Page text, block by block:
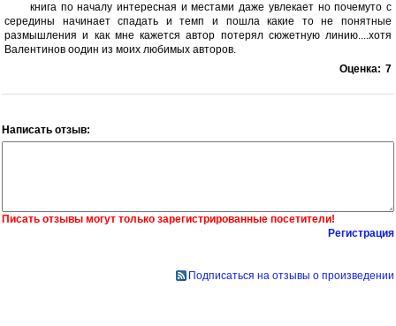
книга по началу интересная и местами даже увлекает но почемуто с
середины начинает спадать и темп и пошла какие то не понятные
размышления и как мне кажется автор потерял сюжетную линию....хотя
Валентинов оодин из моих любимых авторов.
Оценка: 7
Написать отзыв:
Писать отзывы могут только зарегистрированные посетители!
Регистрация
Подписаться на отзывы о произведении